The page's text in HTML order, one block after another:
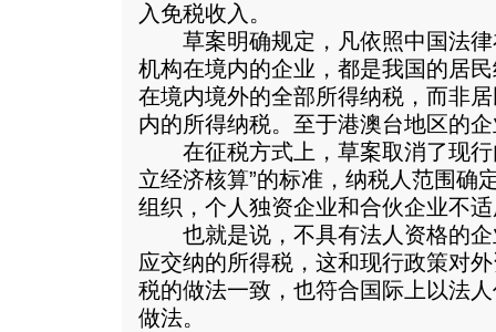
入免税收入。
草案明确规定，凡依照中国法律
机构在境内的企业，都是我国的居
在境内境外的全部所得纳税，而非
内的所得纳税。至于港澳台地区的
在征税方式上，草案取消了现行
立经济核算”的标准，纳税人范围确
组织，个人独资企业和合伙企业不
也就是说，不具有法人资格的企
应交纳的所得税，这和现行政策对
税的做法一致，也符合国际上以法
做法。